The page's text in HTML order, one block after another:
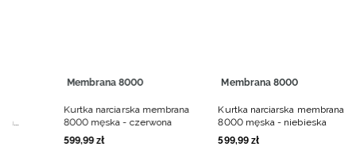
Membrana 8000
Kurtka narciarska membrana
8000 męska - czerwona
599,99 zł
Membrana 8000
Kurtka narciarska membrana
8000 męska - niebieska
599,99 zł